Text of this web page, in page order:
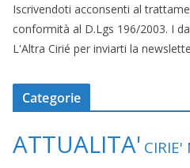
Iscrivendoti acconsenti al
conformità al D.Lgs 196/2003. I
L'Altra Cirié per inviarti la
Categorie
ATTUALITA' CIRIE'